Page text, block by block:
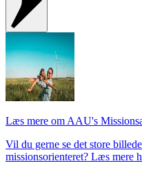
Læs mere om AAU's
Vil du gerne se det store
missionsorienteret? Læs mere